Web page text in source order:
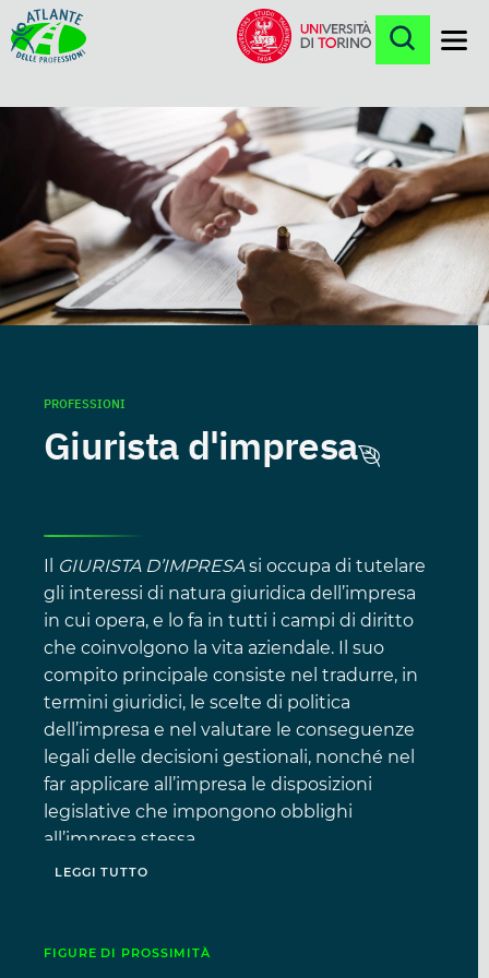
Menu
PROFESSIONI
Giurista d'impresa
Il GIURISTA D’IMPRESAsi occupa di tutelare
gli interessi di natura giuridica dell’impresa
in cui opera, e lo fa in tutti i campi di diritto
che coinvolgono la vita aziendale. Il suo
compito principale consiste nel tradurre, in
termini giuridici, le scelte di politica
dell’impresa e nel valutare le conseguenze
legali delle decisioni gestionali, nonché nel
far applicare all’impresa le disposizioni
legislative che impongono obblighi
all’impresa stessa.
In particolare:
rischi e le ricadute aziendali correlati a
LEGGI TUTTO
FIGURE DI PROSSIMITÀ